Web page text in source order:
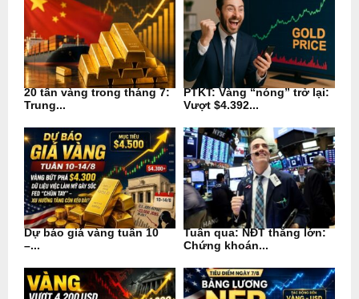
20 tấn vàng trong tháng 7:
Trung...
PTKT: Vàng “nóng” trở lại:
Vượt $4.392...
Dự báo giá vàng tuần 10
–...
Tuần qua: NĐT thắng lớn:
Chứng khoán...